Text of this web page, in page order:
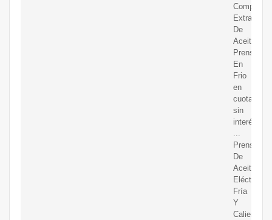
Compre
Extractor
De
Aceite
Prensado
En
Frio
en
cuotas
sin
interés!
Prensa
De
Aceite
Eléctrica
Fría
Y
Caliente